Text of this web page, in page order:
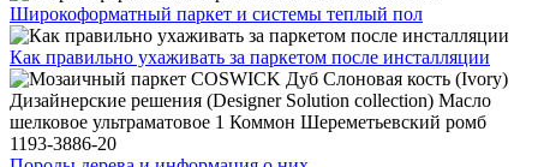
Широкоформатный паркет и системы теплый пол
Как правильно ухаживать за паркетом после инсталляции